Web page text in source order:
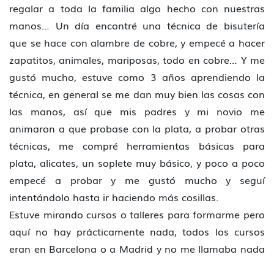
regalar a toda la familia algo hecho con nuestras
manos… Un día encontré una técnica de bisutería
que se hace con alambre de cobre, y empecé a hacer
zapatitos, animales, mariposas, todo en cobre… Y me
gustó mucho, estuve como 3 años aprendiendo la
técnica, en general se me dan muy bien las cosas con
las manos, así que mis padres y mi novio me
animaron a que probase con la plata, a probar otras
técnicas, me compré herramientas básicas para
plata, alicates, un soplete muy básico, y poco a poco
empecé a probar y me gustó mucho y seguí
intentándolo hasta ir haciendo más cosillas.
Estuve mirando cursos o talleres para formarme pero
aquí no hay prácticamente nada, todos los cursos
eran en Barcelona o a Madrid y no me llamaba nada